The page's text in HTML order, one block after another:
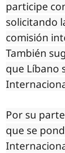
participe
solicitando
comisión
También
que Líbano
Por su
que se